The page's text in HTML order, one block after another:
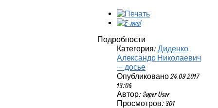
Подробности
Категория: Диденко
Александр Николаевич
— досье
Опубликовано 24.09.2017
13:06
Автор: Super User
Просмотров: 301